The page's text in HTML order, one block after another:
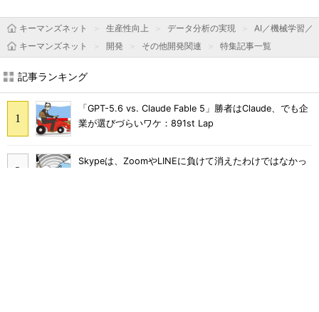
キーマンズネット 生産性向上 データ分析の実現
AI／機械学習／
キーマンズネット
開発 その他開発関連 特集記事一覧
記事ランキング
「GPT-5.6 vs. Claude Fable 5」勝者はClaude、でも企
業が選びづらいワケ：891st Lap
Skypeは、ZoomやLINEに負けて消えたわけではなかっ